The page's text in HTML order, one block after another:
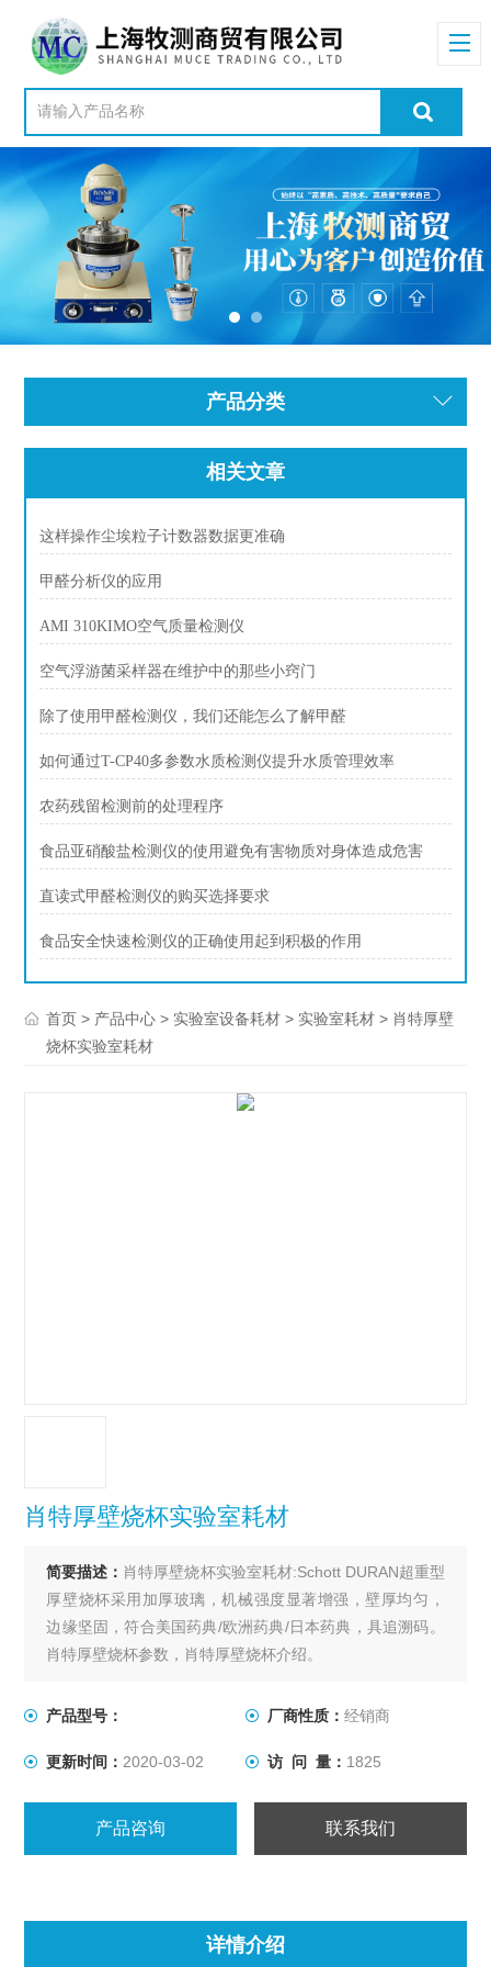
产品分类
相关文章
这样操作尘埃粒子计数器数据更准确
甲醛分析仪的应用
AMI 310KIMO空气质量检测仪
空气浮游菌采样器在维护中的那些小窍门
除了使用甲醛检测仪，我们还能怎么了解甲醛
如何通过T-CP40多参数水质检测仪提升水质管理效率
农药残留检测前的处理程序
食品亚硝酸盐检测仪的使用避免有害物质对身体造成危害
直读式甲醛检测仪的购买选择要求
食品安全快速检测仪的正确使用起到积极的作用
首页 > 产品中心 > 实验室设备耗材 > 实验室耗材 > 肖特厚壁
烧杯实验室耗材
肖特厚壁烧杯实验室耗材
简要描述： 肖特厚壁烧杯实验室耗材:Schott DURAN超重型
厚壁烧杯采用加厚玻璃，机械强度显著增强，壁厚均匀，
边缘坚固，符合美国药典/欧洲药典/日本药典，具追溯码。
肖特厚壁烧杯参数，肖特厚壁烧杯介绍。
产品型号： 厂商性质： 经销商
更新时间： 2020-03-02 访 问 量： 1825
产品咨询 联系我们
详情介绍